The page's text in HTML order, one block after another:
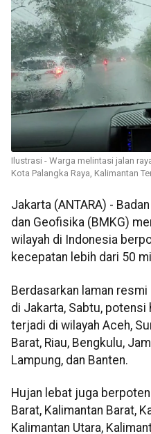
Ilustrasi - Warga melintasi jalan
Kota Palangka Raya, Kalimantan
Jakarta (ANTARA) -
dan Geofisika (BMKG)
wilayah di Indonesia
kecepatan lebih dari 50
Berdasarkan laman
di Jakarta, Sabtu,
terjadi di wilayah Aceh,
Barat, Riau, Bengkulu,
Lampung, dan Banten.
Hujan lebat juga
Barat, Kalimantan Barat,
Kalimantan Utara,